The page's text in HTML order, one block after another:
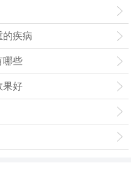
的疾病
哪些
果好